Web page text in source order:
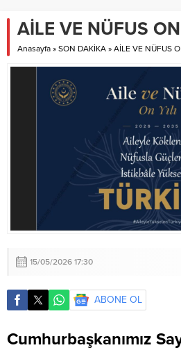
AİLE VE NÜFUS
Anasayfa » SON DAKİKA » AİLE VE NÜFUS
15/05/2026 17:30
ABONE OL
Cumhurbaşkanımız